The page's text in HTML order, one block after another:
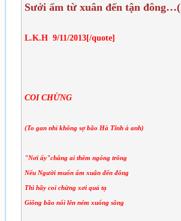
S­ưởi ấm từ xuân đến tận
L.K.H 9/11/2013[/quote]
COI CHỪNG
(To gan nhỉ không sợ bão Hà Tĩnh à anh)
"Nơi ấy"chẳng ai thèm ngóng trông
Nếu Người muốn ấm xuân đến đông
Thì hãy coi chừng xơi quả tạ
Giông bão nổi lên ném xuống sông